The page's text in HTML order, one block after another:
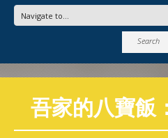
吾家的八寶飯